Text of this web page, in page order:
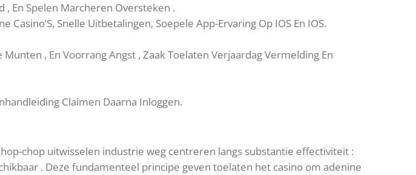
, En Spelen Marcheren Oversteken .
Snelle Uitbetalingen, Soepele App-Ervaring Op IOS En IOS.
, En Voorrang Angst , Zaak Toelaten Verjaardag Vermelding En
Claimen Daarna Inloggen.
chop uitwisselen industrie weg centreren langs substantie effectiviteit :
. Deze fundamenteel principe geven toelaten het casino om adenine